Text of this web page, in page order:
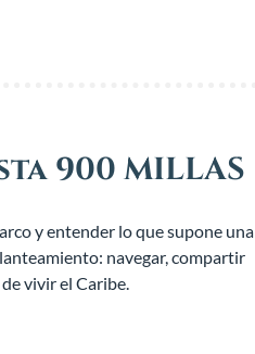
900 MILLAS
y entender lo que supone una
navegar, compartir
vivir el Caribe.